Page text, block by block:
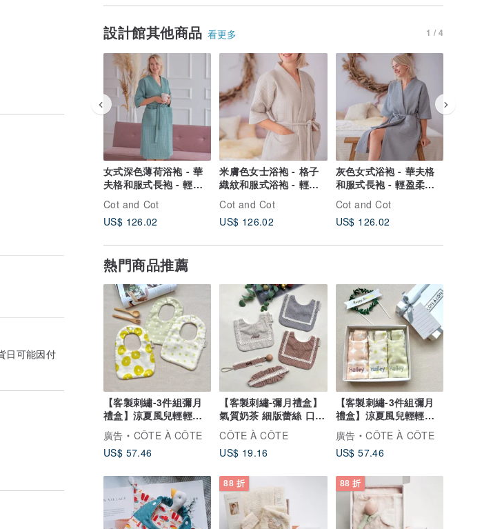
設計館其他商品 看更多 1 / 4
女式深色薄荷浴袍 - 華
夫格和服式長袍 - 輕盈
柔軟的浴袍
Cot and Cot
US$ 126.02
米膚色女士浴袍 - 格子
織紋和服式浴袍 - 輕盈
柔軟浴袍
Cot and Cot
US$ 126.02
灰色女式浴袍 - 華夫格
和服式長袍 - 輕盈柔軟
的浴袍
Cot and Cot
US$ 126.02
熱門商品推薦
【客製刺繡-3件組彌月
禮盒】涼夏風兒輕輕吹
口水巾
廣告
CÔTE À CÔTE
US$ 57.46
【客製刺繡-彌月禮盒】
氣質奶茶 細版蕾絲 口水
巾 髮帶
CÔTE À CÔTE
US$ 19.16
【客製刺繡-3件組彌月
禮盒】涼夏風兒輕輕吹
口水巾
廣告
CÔTE À CÔTE
US$ 57.46
88 折 88 折
日可能因付